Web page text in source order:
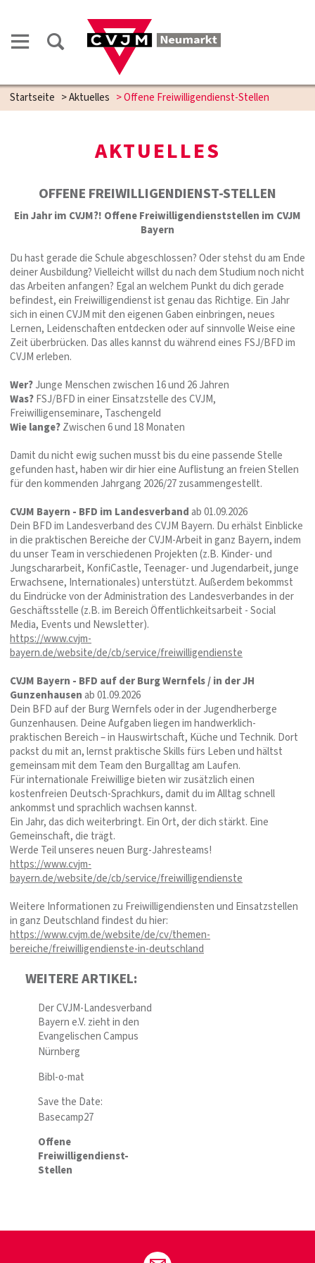
Startseite >Aktuelles >Offene Freiwilligendienst-Stellen
AKTUELLES
OFFENE FREIWILLIGENDIENST-STELLEN
Ein Jahr im CVJM?! Offene Freiwilligendienststellen im CVJM
Bayern
Du hast gerade die Schule abgeschlossen? Oder stehst du am Ende
deiner Ausbildung? Vielleicht willst du nach dem Studium noch nicht
das Arbeiten anfangen? Egal an welchem Punkt du dich gerade
befindest, ein Freiwilligendienst ist genau das Richtige. Ein Jahr
sich in einen CVJM mit den eigenen Gaben einbringen, neues
Lernen, Leidenschaften entdecken oder auf sinnvolle Weise eine
Zeit überbrücken. Das alles kannst du während eines FSJ/BFD im
CVJM erleben.
Wer?Junge Menschen zwischen 16 und 26 Jahren
Was?FSJ/BFD in einer Einsatzstelle des CVJM,
Freiwilligenseminare, Taschengeld
Wie lange?Zwischen 6 und 18 Monaten
Damit du nicht ewig suchen musst bis du eine passende Stelle
gefunden hast, haben wir dir hier eine Auflistung an freien Stellen
für den kommenden Jahrgang 2026/27 zusammengestellt.
CVJM Bayern - BFD im Landesverband ab 01.09.2026
Dein BFD im Landesverband des CVJM Bayern. Du erhälst Einblicke
in die praktischen Bereiche der CVJM-Arbeit in ganz Bayern, indem
du unser Team in verschiedenen Projekten (z.B. Kinder- und
Jungschararbeit, KonfiCastle, Teenager- und Jugendarbeit, junge
Erwachsene, Internationales) unterstützt. Außerdem bekommst
du Eindrücke von der Administration des Landesverbandes in der
Geschäftsstelle (z.B. im Bereich Öffentlichkeitsarbeit - Social
Media, Events und Newsletter).
https://www.cvjm-
bayern.de/website/de/cb/service/freiwilligendienste
CVJM Bayern - BFD auf der Burg Wernfels / in der JH
Gunzenhausen ab 01.09.2026
Dein BFD auf der Burg Wernfels oder in der Jugendherberge
Gunzenhausen. Deine Aufgaben liegen im handwerklich-
praktischen Bereich – in Hauswirtschaft, Küche und Technik. Dort
packst du mit an, lernst praktische Skills fürs Leben und hältst
gemeinsam mit dem Team den Burgalltag am Laufen.
Für internationale Freiwillige bieten wir zusätzlich einen
kostenfreien Deutsch-Sprachkurs, damit du im Alltag schnell
ankommst und sprachlich wachsen kannst.
Ein Jahr, das dich weiterbringt. Ein Ort, der dich stärkt. Eine
Gemeinschaft, die trägt.
Werde Teil unseres neuen Burg-Jahresteams!
https://www.cvjm-
bayern.de/website/de/cb/service/freiwilligendienste
Weitere Informationen zu Freiwilligendiensten und Einsatzstellen
in ganz Deutschland findest du hier:
https://www.cvjm.de/website/de/cv/themen-
bereiche/freiwilligendienste-in-deutschland
WEITERE ARTIKEL:
Der CVJM-Landesverband
Bayern e.V. zieht in den
Evangelischen Campus
Nürnberg
Bibl-o-mat
Save the Date:
Basecamp27
Offene
Freiwilligendienst-
Stellen